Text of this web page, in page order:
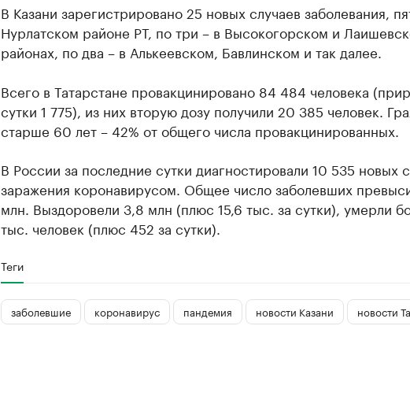
В Казани зарегистрировано 25 новых случаев заболевания,
Нурлатском районе РТ, по три – в Высокогорском и
районах, по два – в Алькеевском, Бавлинском и так далее.
Всего в Татарстане провакцинировано 84 484 человека
сутки 1 775), из них вторую дозу получили 20 385 человек.
старше 60 лет – 42% от общего числа провакцинированных.
В России за последние сутки диагностировали 10 535 новых
заражения коронавирусом. Общее число заболевших
млн. Выздоровели 3,8 млн (плюс 15,6 тыс. за сутки), умерли
тыс. человек (плюс 452 за сутки).
Теги
заболевшие коронавирус пандемия новости Казани новости